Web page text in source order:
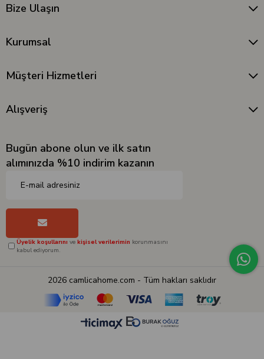
Bize Ulaşın
Kurumsal
Müşteri Hizmetleri
Alışveriş
Bugün abone olun ve ilk satın
alımınızda %10 indirim kazanın
Üyelik koşullarını ve kişisel verilerimin korunmasını
kabul ediyorum.
2026 camlicahome.com - Tüm hakları saklıdır